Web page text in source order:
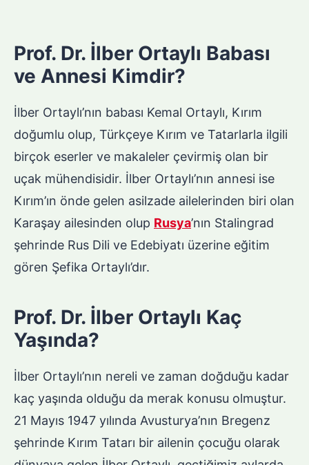
Prof. Dr. İlber Ortaylı Babası
ve Annesi Kimdir?
İlber Ortaylı’nın babası Kemal Ortaylı, Kırım
doğumlu olup, Türkçeye Kırım ve Tatarlarla ilgili
birçok eserler ve makaleler çevirmiş olan bir
uçak mühendisidir. İlber Ortaylı’nın annesi ise
Kırım’ın önde gelen asilzade ailelerinden biri olan
Karaşay ailesinden olup Rusya’nın Stalingrad
şehrinde Rus Dili ve Edebiyatı üzerine eğitim
gören Şefika Ortaylı’dır.
Prof. Dr. İlber Ortaylı Kaç
Yaşında?
İlber Ortaylı’nın nereli ve zaman doğduğu kadar
kaç yaşında olduğu da merak konusu olmuştur.
21 Mayıs 1947 yılında Avusturya’nın Bregenz
şehrinde Kırım Tatarı bir ailenin çocuğu olarak